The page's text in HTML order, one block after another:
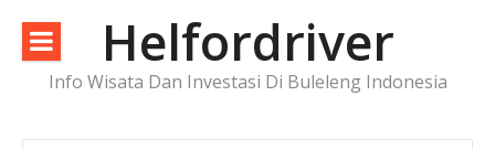
konten
Helfordriver
Info Wisata Dan Investasi Di Buleleng Indonesia